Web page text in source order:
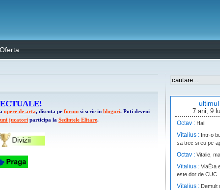
Oferta
opere de arta, discuta pe forumsi scrie in bloguri. Poti deveni
jucatori participa la Sedintele Elitare.
7 ani, 9
Octav : Hai
Vitalius : Intr-o
sa trec si eu pe-
Octav : Vitalie,
Vitalius : ViaÈ›a
este dor de CUC
Vitalius : Demult